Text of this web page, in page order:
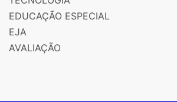
EDUCAÇÃO ESPECIAL
EJA
AVALIAÇÃO